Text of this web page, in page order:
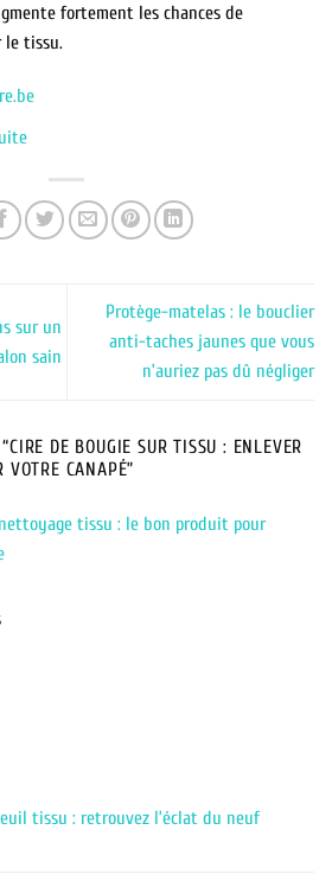
fortement les chances de
le tissu.
sur un
sain
Protège-matelas : le bouclier
anti-taches jaunes que vous
n’auriez pas dû négliger
CIRE DE BOUGIE SUR TISSU : ENLEVER
VOTRE CANAPÉ”
tissu : le bon produit pour
tissu : retrouvez l’éclat du neuf